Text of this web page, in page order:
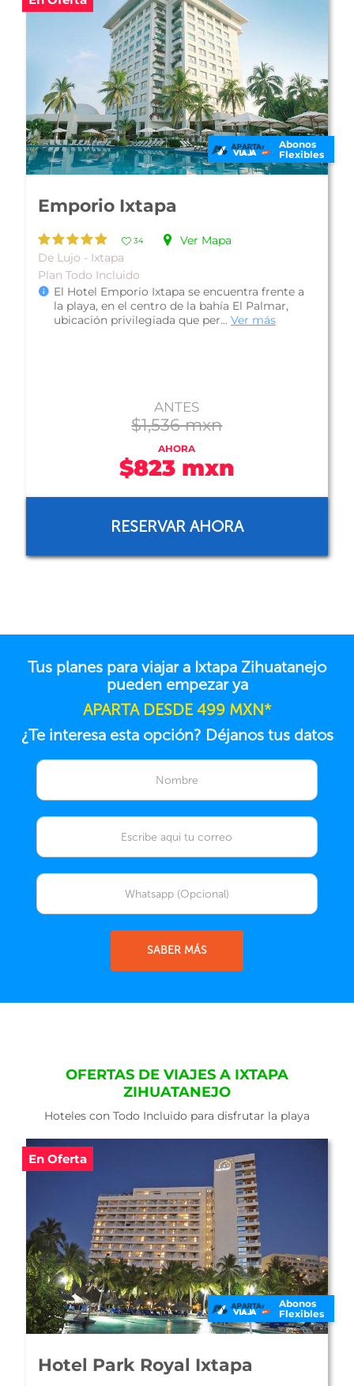
Abonos
Flexibles
Emporio Ixtapa
34
Ver Mapa
De Lujo - Ixtapa
Plan Todo Incluido
El Hotel Emporio Ixtapa se encuentra frente a
la playa, en el centro de la bahía El Palmar,
ubicación privilegiada que per... Ver más
ANTES
$1,536 mxn
AHORA
$823 mxn
RESERVAR AHORA
Tus planes para viajar a Ixtapa Zihuatanejo
pueden empezar ya
APARTA DESDE 499 MXN*
¿Te interesa esta opción? Déjanos tus datos
SABER MÁS
OFERTAS DE VIAJES A IXTAPA
ZIHUATANEJO
Hoteles con Todo Incluido para disfrutar la playa
En Oferta
Abonos
Flexibles
Hotel Park Royal Ixtapa